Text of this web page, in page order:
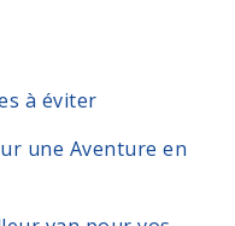
à éviter
une Aventure en